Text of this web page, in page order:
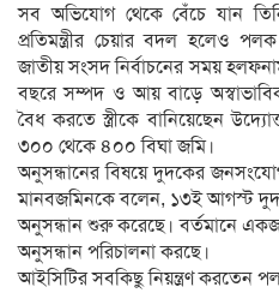
সব অভিযোগ থেকে বেঁচে যান
প্রতিমন্ত্রীর চেয়ার বদল হলেও
জাতীয় সংসদ নির্বাচনের সময়
বছরে সম্পদ ও আয় বাড়ে
বৈধ করতে স্ত্রীকে বানিয়েছেন
৩০০ থেকে ৪০০ বিঘা জমি।
অনুসন্ধানের বিষয়ে দুদকের
মানবজমিনকে বলেন, ১৩ই আগস্ট দুদক
অনুসন্ধান শুরু করেছে। বর্তমানে
অনুসন্ধান পরিচালনা করছে।
আইসিটির সবকিছু নিয়ন্ত্রণ করতেন